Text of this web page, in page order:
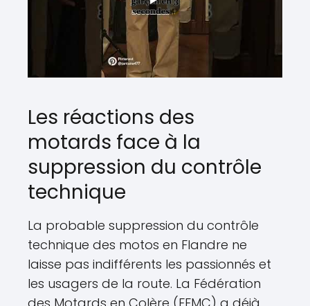
Les réactions des
motards face à la
suppression du contrôle
technique
La probable suppression du contrôle
technique des motos en Flandre ne
laisse pas indifférents les passionnés et
les usagers de la route. La Fédération